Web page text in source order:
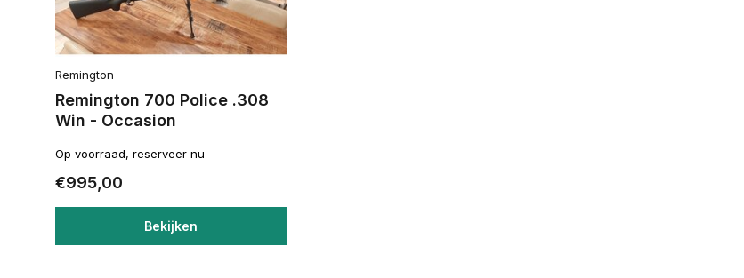
Remington
Remington 700 Police .308
Win - Occasion
Op voorraad, reserveer nu
€995,00
Bekijken